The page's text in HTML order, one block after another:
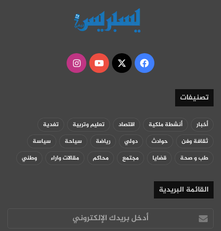
فيسبوك
‫X
‫YouTubeانستقرام
تصنيفات
أخبار أنشطة ملكية اقتصاد تعليم وتربية
تغدية
ثقافة وفن
حوادث دولي رياضة سياحة
سياسة
طب و صحة
قضايا مجتمع محاكم مقالات واراء وطني
القائمة البريدية
أدخل
بريدك